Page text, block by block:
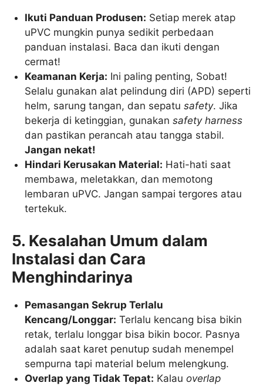
Ikuti Panduan Produsen: Setiap merek atap
uPVC mungkin punya sedikit perbedaan
panduan instalasi. Baca dan ikuti dengan
cermat!
Keamanan Kerja: Ini paling penting, Sobat!
Selalu gunakan alat pelindung diri (APD) seperti
helm, sarung tangan, dan sepatusafety. Jika
bekerja di ketinggian, gunakansafety harness
dan pastikan perancah atau tangga stabil.
Jangan nekat!
Hindari Kerusakan Material: Hati-hati saat
membawa, meletakkan, dan memotong
lembaran uPVC. Jangan sampai tergores atau
tertekuk.
5. Kesalahan Umum dalam
Instalasi dan Cara
Menghindarinya
Pemasangan Sekrup Terlalu
Kencang/Longgar: Terlalu kencang bisa bikin
retak, terlalu longgar bisa bikin bocor. Pasnya
adalah saat karet penutup sudah menempel
sempurna tapi material belum melengkung.
Overlap yang Tidak Tepat: Kalauoverlap